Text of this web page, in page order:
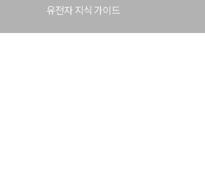
유전자 지식 가이드